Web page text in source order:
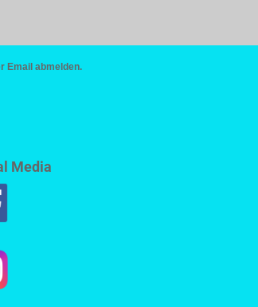
Email abmelden.
Media